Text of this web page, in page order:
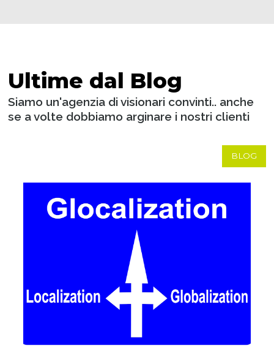
Ultime dal Blog
Siamo un'agenzia di visionari convinti.. anche
se a volte dobbiamo arginare i nostri clienti
BLOG